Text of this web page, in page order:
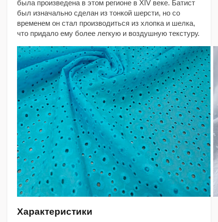
была произведена в этом регионе в XIV веке. Батист
был изначально сделан из тонкой шерсти, но со
временем он стал производиться из хлопка и шелка,
что придало ему более легкую и воздушную текстуру.
Характеристики